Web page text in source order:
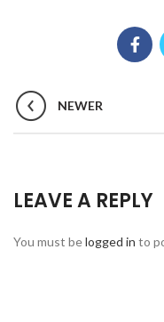
NEWER
LEAVE A REPLY
You must belogged in to